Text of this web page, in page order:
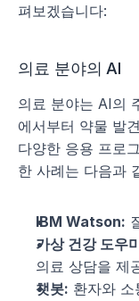
펴보겠습니다:
의료 분야의 AI
의료 분야는 AI의
에서부터 약물 발
다양한 응용 프로
한 사례는 다음과
IBM Watson:
가상 건강 도우
의료 상담을 제
챗봇: 환자와